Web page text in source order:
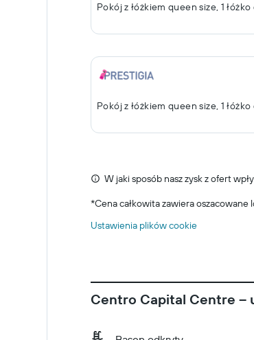
Pokój z łóżkiem queen size, 1
Pokój z łóżkiem queen size, 1
W jaki sposób nasz zysk z ofert
*Cena całkowita zawiera
Ustawienia plików cookie
Centro Capital Centre –